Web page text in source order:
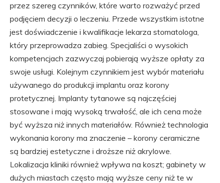
przez szereg czynników, które warto rozważyć przed
podjęciem decyzji o leczeniu. Przede wszystkim istotne
jest doświadczenie i kwalifikacje lekarza stomatologa,
który przeprowadza zabieg. Specjaliści o wysokich
kompetencjach zazwyczaj pobierają wyższe opłaty za
swoje usługi. Kolejnym czynnikiem jest wybór materiału
używanego do produkcji implantu oraz korony
protetycznej. Implanty tytanowe są najczęściej
stosowane i mają wysoką trwałość, ale ich cena może
być wyższa niż innych materiałów. Również technologia
wykonania korony ma znaczenie – korony ceramiczne
są bardziej estetyczne i droższe niż akrylowe.
Lokalizacja kliniki również wpływa na koszt; gabinety w
dużych miastach często mają wyższe ceny niż te w